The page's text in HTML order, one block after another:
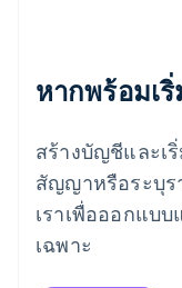
หากพร้อมเ
สร้างบัญชีและเ
สัญญาหรือระบุร
เราเพื่อออกแบ
เฉพาะ
English
ลิกเตนสไตน์
ลิทัวเนีย
English
สเปน
EspañolEnglish
English